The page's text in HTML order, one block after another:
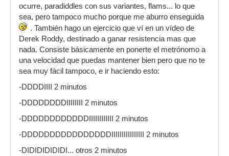
ocurre, paradiddles con sus variantes, flams... lo que
sea, pero tampoco mucho porque me aburro enseguida
. También hago un ejercicio que ví en un vídeo de
Derek Roddy, destinado a ganar resistencia mas que
nada. Consiste básicamente en ponerte el metrónomo a
una velocidad que puedas mantener bien pero que no te
sea muy fácil tampoco, e ir haciendo esto:
-DDDDIIII 2 minutos
-DDDDDDDDIIIIIIII 2 minutos
-DDDDDDDDDDDDIIIIIIIIIIII 2 minutos
-DDDDDDDDDDDDDDDDIIIIIIIIIIIIIIII 2 minutos
-DIDIDIDIDIDI... otros 2 minutos